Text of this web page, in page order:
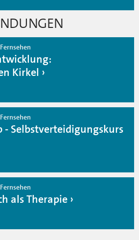
Kirkel
- Selbstverteidigungskurs
als Therapie